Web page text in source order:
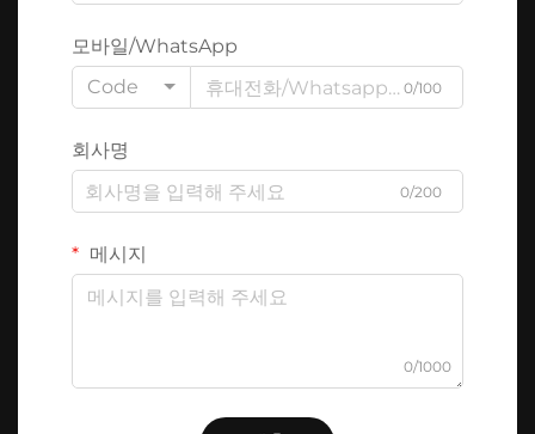
모바일/WhatsApp
Code
0/100
회사명
0/200
메시지
0/1000